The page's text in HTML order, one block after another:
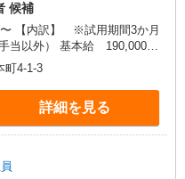
候補
月
当以外） 基本給 190,000円
改善手当70,000円〜（※処
間経過後より支給） ※処遇
一例となります。 前職のご
します。
町4-1-3
詳細を見る